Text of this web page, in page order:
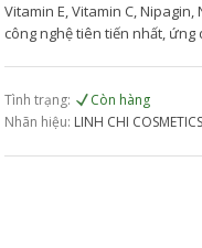
Vitamin E, Vitamin C,
công nghệ tiên tiến nhất, ứng
Tình trạng:
Còn hàng
Nhãn hiệu: LINH CHI COSMETICS